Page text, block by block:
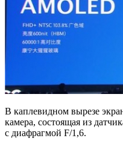
В каплевидном вырезе
камера, состоящая из
с диафрагмой F/1,6.